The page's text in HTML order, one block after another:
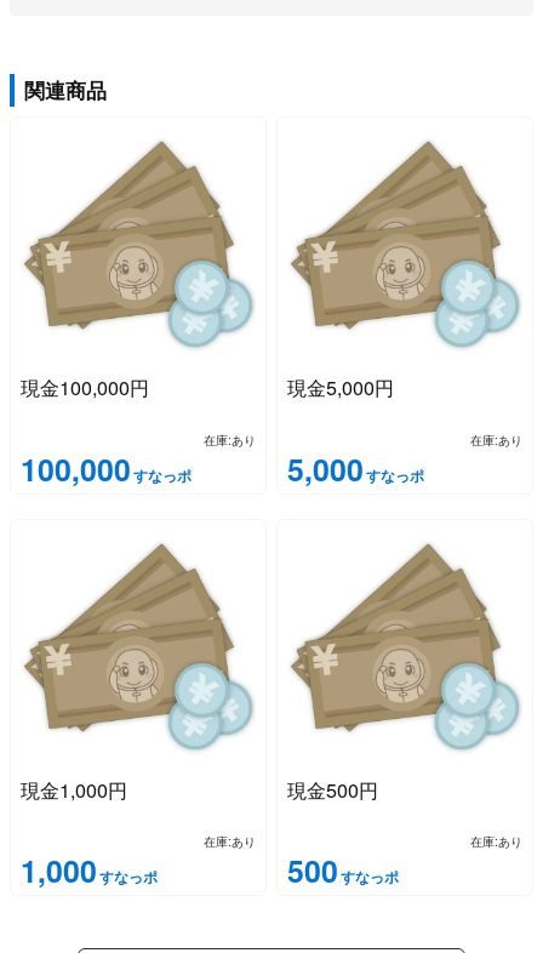
関連商品
現金100,000円
在庫:あり
100,000すなっポ
現金5,000円
在庫:あり
5,000すなっポ
現金1,000円
在庫:あり
1,000すなっポ
現金500円
在庫:あり
500すなっポ